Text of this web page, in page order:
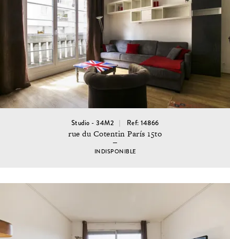
Studio - 34M2 Ref: 14866
rue du Cotentin París 15to
INDISPONIBLE